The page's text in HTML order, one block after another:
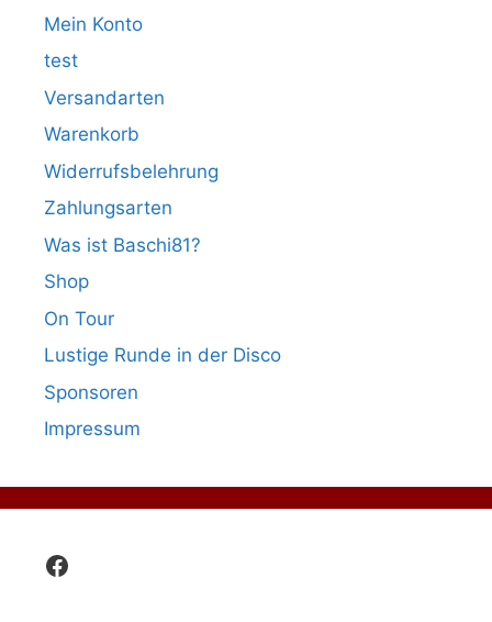
Mein Konto
test
Versandarten
Warenkorb
Widerrufsbelehrung
Zahlungsarten
Was ist Baschi81?
Shop
On Tour
Lustige Runde in der Disco
Sponsoren
Impressum
Facebook